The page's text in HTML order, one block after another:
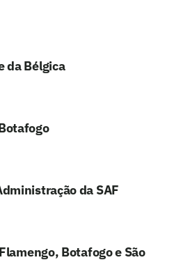
da Bélgica
da SAF
Botafogo e São